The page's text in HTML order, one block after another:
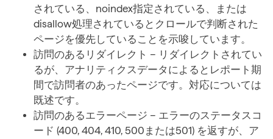
されている、noindex指定されている、または
disallow処理されているとクロールで判断された
ページを優先していることを示唆しています。
訪問のあるリダイレクト – リダイレクトされてい
るが、アナリティクスデータによるとレポート期
間で訪問者のあったページです。対応については
既述です。
訪問のあるエラーページ – エラーのステータスコ
ード (400, 404, 410, 500または501) を返すが、ア